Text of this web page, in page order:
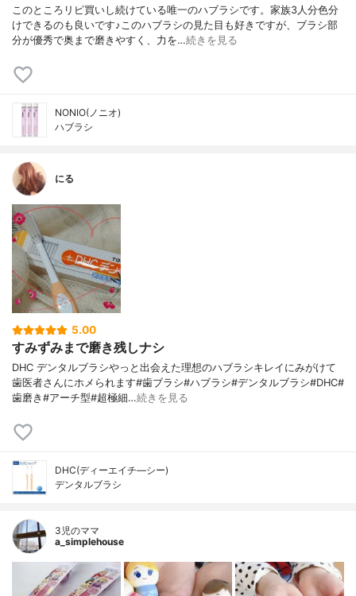
このところリピ買いし続けている唯一のハブラシです。家族3人分色分
けできるのも良いです♪このハブラシの見た目も好きですが、ブラシ部
分が優秀で奥まで磨きやすく、力を…続きを見る
NONIO(ノニオ)
ハブラシ
にる
5.00
すみずみまで磨き残しナシ
DHC デンタルブラシやっと出会えた理想のハブラシキレイにみがけて
歯医者さんにホメられます#歯ブラシ#ハブラシ#デンタルブラシ#DHC#
歯磨き#アーチ型#超極細…続きを見る
DHC(ディーエイチ―シー)
デンタルブラシ
3児のママ
a_simplehouse